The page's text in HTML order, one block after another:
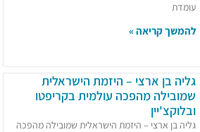
עומדת
להמשך קריאה »
גליה בן ארצי – היזמת הישראלית
שמובילה מהפכה עולמית בקריפטו
ובלוקצ'יין
גליה בן ארצי – היזמת הישראלית שמובילה מהפכה